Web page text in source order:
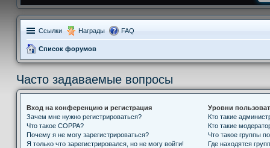
Ссылки Награды FAQ
Список форумов
Часто задаваемые вопросы
Вход на конференцию и регистрация
Зачем мне нужно регистрироваться?
Что такое COPPA?
Почему я не могу зарегистрироваться?
Я только что зарегистрировался, но не могу войти!
Уровни
Кто такие
Кто такие
Что такое группы
Где находятся